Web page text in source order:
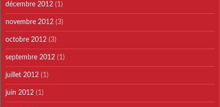
décembre 2012 (1)
novembre 2012 (3)
octobre 2012 (3)
septembre 2012 (1)
juillet 2012 (1)
juin 2012 (1)